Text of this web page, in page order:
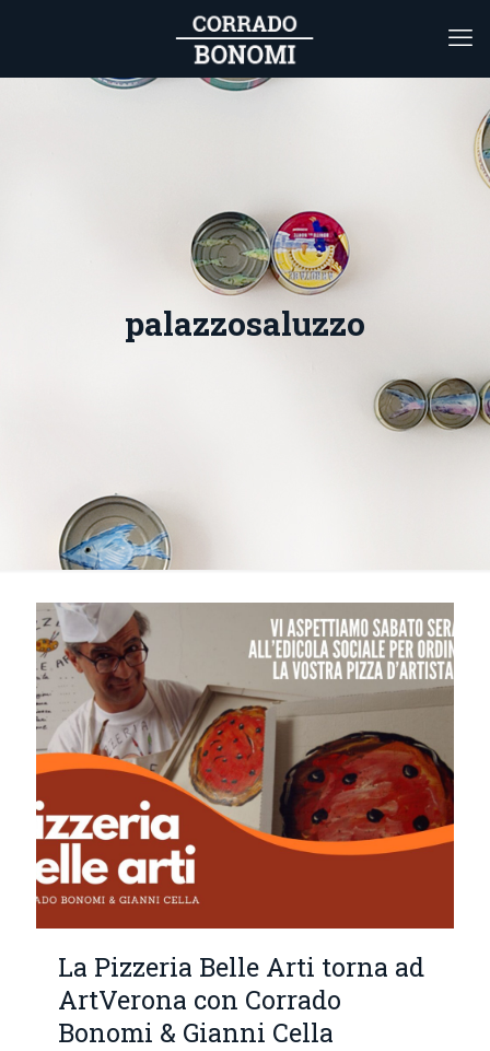
palazzosaluzzo
La Pizzeria Belle Arti torna ad
ArtVerona con Corrado
Bonomi & Gianni Cella